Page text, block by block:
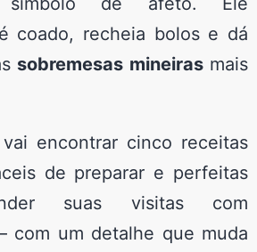
coado, recheia bolos e dá
sobremesas mineirasmais
encontrar cinco receitas
de preparar e perfeitas
suas visitas com
com um detalhe que muda